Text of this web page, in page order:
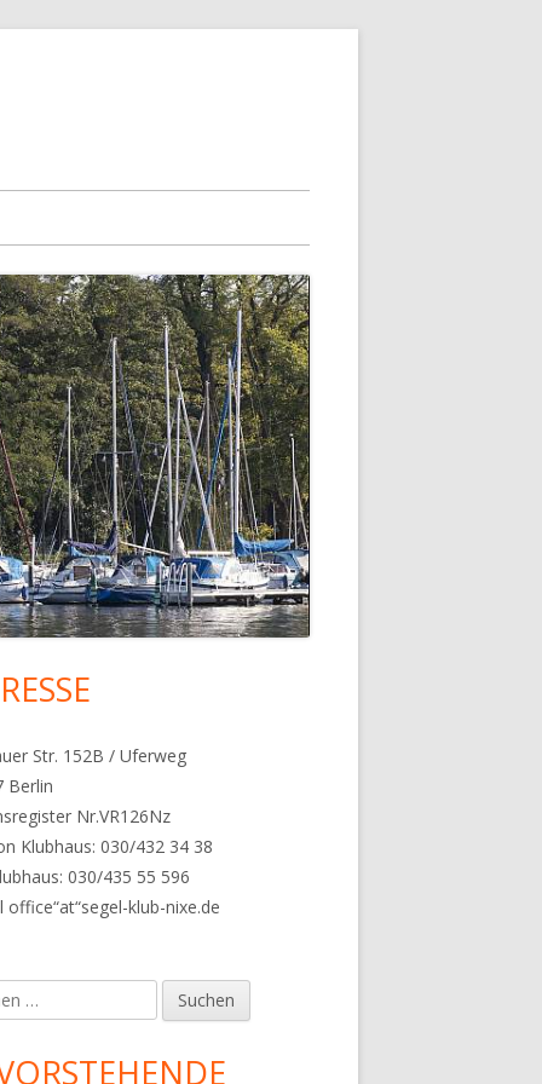
Str. 152B / Uferweg
Berlin
Nr.VR126Nz
Klubhaus: 030/432 34 38
030/435 55 596
office“at“segel-klub-nixe.de